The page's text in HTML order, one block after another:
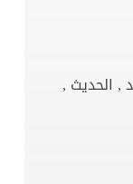
, الحديث ,